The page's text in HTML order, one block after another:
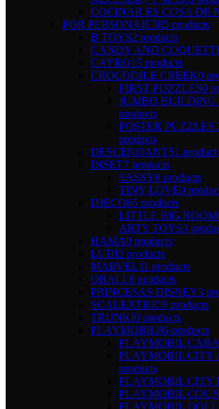
COCINAR ES COSA DE
POR PERSONAJE385 products
B TOYS2 products
CANDY AND
CAYRO15 products
CROCODILE CREEK0
FIRST PUZZLES0
JUMBO BUILDING
products
POSTER PUZZLES
products
DESCENDANTS1 product
DISET7 products
SASSY0 products
TINY LOVE0
DJECO65 products
LITTLE BIG ROOM
ARTY TOYS3
HAMA0 products
LUDI2 products
MARVEL11 products
OBALL0 products
PRINCESAS DISNEY3
SCALEXTRIC0 products
TRUNKI0 products
PLAYMOBIL86 products
PLAYMOBIL
PLAYMOBIL CITY
products
PLAYMOBIL CITY
PLAYMOBIL
PLAYMOBIL